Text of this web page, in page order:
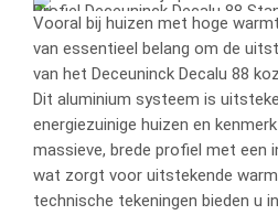
Profiel Deceuninck Decalu 88
Vooral bij huizen met hoge
van essentieel belang om de
van het Deceuninck Decalu 88
Dit aluminium systeem is
energiezuinige huizen en
massieve, brede profiel met een
wat zorgt voor uitstekende
technische tekeningen bieden u